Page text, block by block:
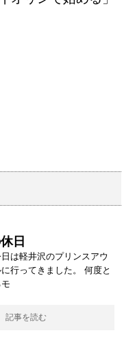
日
は軽井沢のプリンスアウ
行ってきました。 何度と
記事を読む